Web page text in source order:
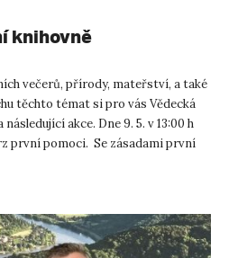
knihovně
večerů, přírody, mateřství, a také
těchto témat si pro vás Vědecká
akce. Dne 9. 5. v 13:00 h
první pomoci. Se zásadami první